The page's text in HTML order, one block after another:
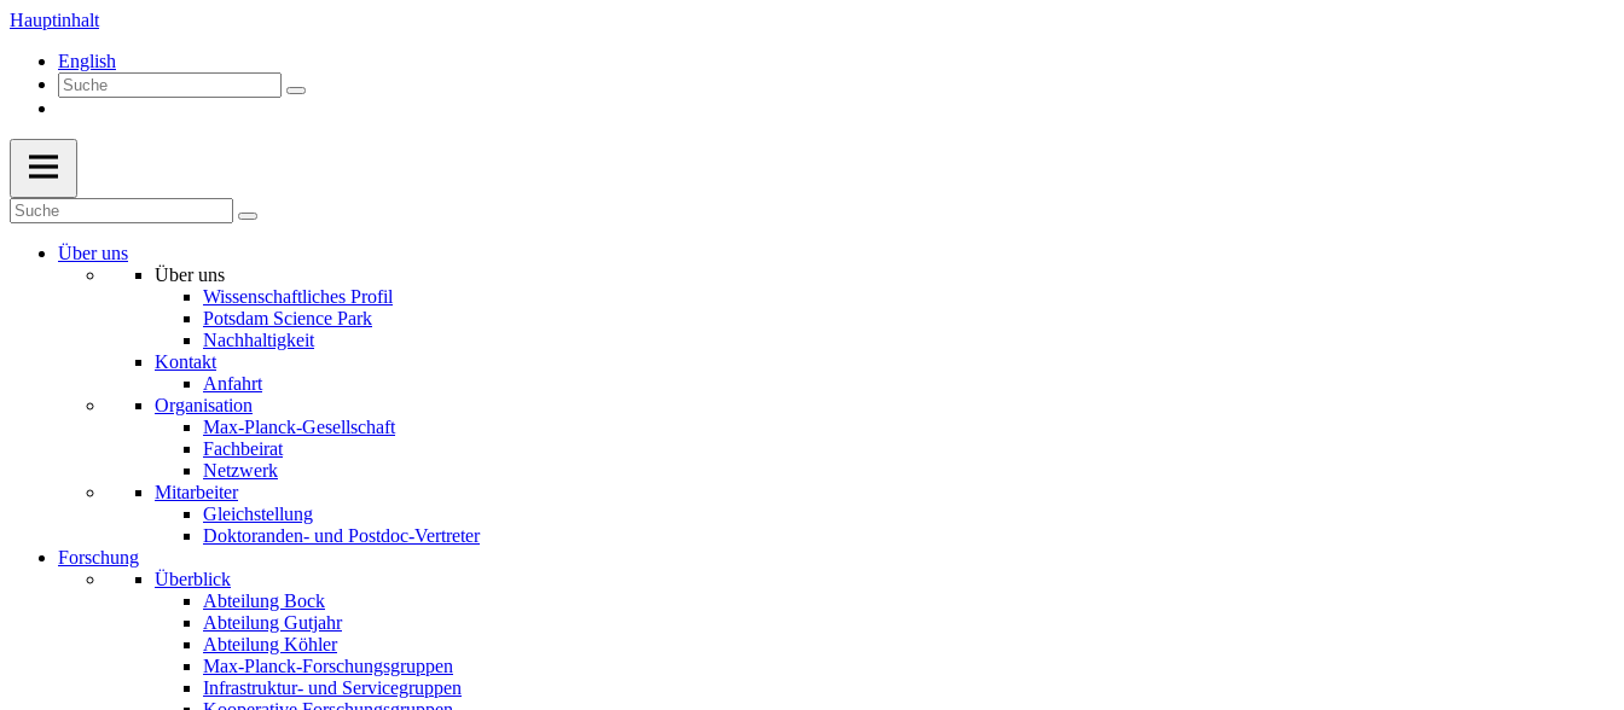
Hauptinhalt
English
Über uns
Über uns
Wissenschaftliches Profil
Potsdam Science Park
Nachhaltigkeit
Kontakt
Anfahrt
Organisation
Max-Planck-Gesellschaft
Fachbeirat
Netzwerk
Mitarbeiter
Gleichstellung
Doktoranden- und Postdoc-Vertreter
Forschung
Überblick
Abteilung Bock
Abteilung Gutjahr
Abteilung Köhler
Max-Planck-Forschungsgruppen
Infrastruktur- und Servicegruppen